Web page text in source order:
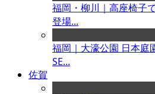
福岡・柳川｜高座椅子
登場...
福岡｜大濠公園 日本庭
SE...
佐賀